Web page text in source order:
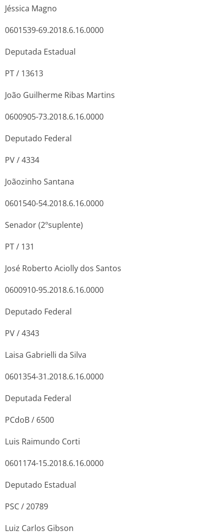
Jéssica Magno
0601539-69.2018.6.16.0000
Deputada Estadual
PT / 13613
João Guilherme Ribas Martins
0600905-73.2018.6.16.0000
Deputado Federal
PV / 4334
Joãozinho Santana
0601540-54.2018.6.16.0000
Senador (2ºsuplente)
PT / 131
José Roberto Aciolly dos Santos
0600910-95.2018.6.16.0000
Deputado Federal
PV / 4343
Laisa Gabrielli da Silva
0601354-31.2018.6.16.0000
Deputada Federal
PCdoB / 6500
Luis Raimundo Corti
0601174-15.2018.6.16.0000
Deputado Estadual
PSC / 20789
Luiz Carlos Gibson